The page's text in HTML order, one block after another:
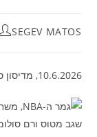
מחבר:
SEGEV MATOS
10.6.2026, מדיסון סקוור גארדן, ניו יורק